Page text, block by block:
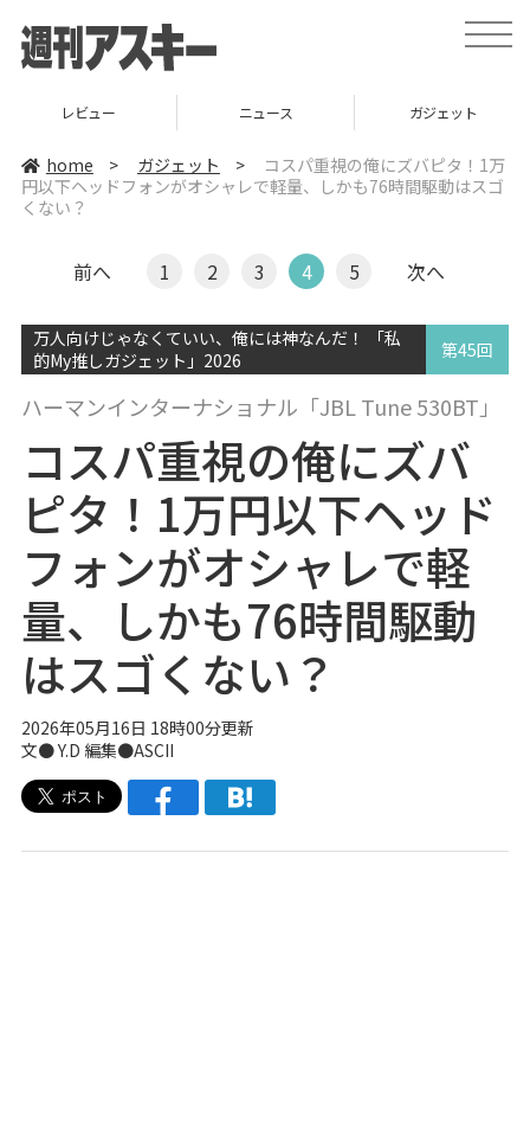
t
o
v
i
レビュー ニュース ガジェット
home > ガジェット >
コスパ重視の俺にズバピタ！1万
円以下ヘッドフォンがオシャレで軽量、しかも76時間駆動はスゴ
くない？
前へ 1 2 3 4 5 次へ
万人向けじゃなくていい、俺には神なんだ！ 「私
的My推しガジェット」2026
第45回
ハーマンインターナショナル「JBL Tune 530BT」
コスパ重視の俺にズバ
ピタ！1万円以下ヘッド
フォンがオシャレで軽
量、しかも76時間駆動
はスゴくない？
2026年05月16日 18時00分更新
文● Y.D 編集●ASCII